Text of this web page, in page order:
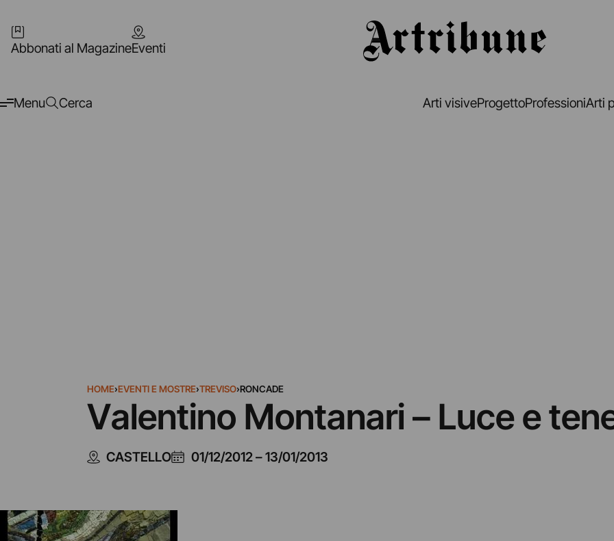
Abbonati al MagazineEventi
Menu Cerca Arti visiveProgettoProfessioniArti
HOME›EVENTI E MOSTRE›TREVISO›RONCADE
Valentino Montanari – Luce e
CASTELLO 01/12/2012–13/01/2013